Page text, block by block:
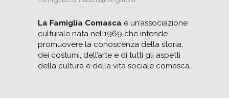
La Famiglia Comasca è un’associazione
culturale nata nel 1969 che intende
promuovere la conoscenza della storia,
dei costumi, dell’arte e di tutti gli aspetti
della cultura e della vita sociale comasca.